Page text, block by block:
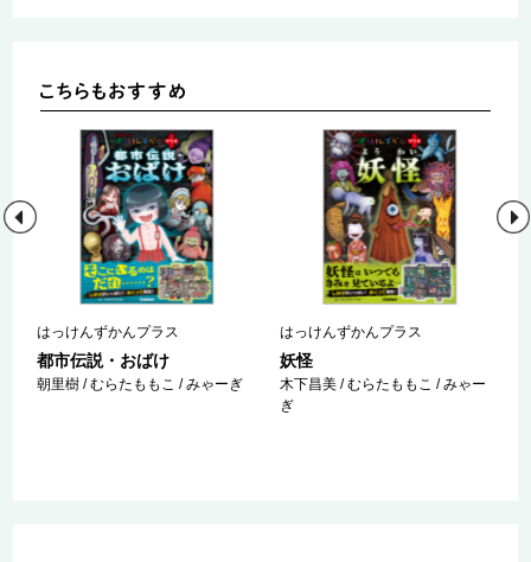
はっけんずかんプラス
都市伝説・おばけ
朝里樹 / むらたももこ / みゃーぎ
はっけんずかんプラス
妖怪
木下昌美 / むらたももこ / みゃー
ぎ